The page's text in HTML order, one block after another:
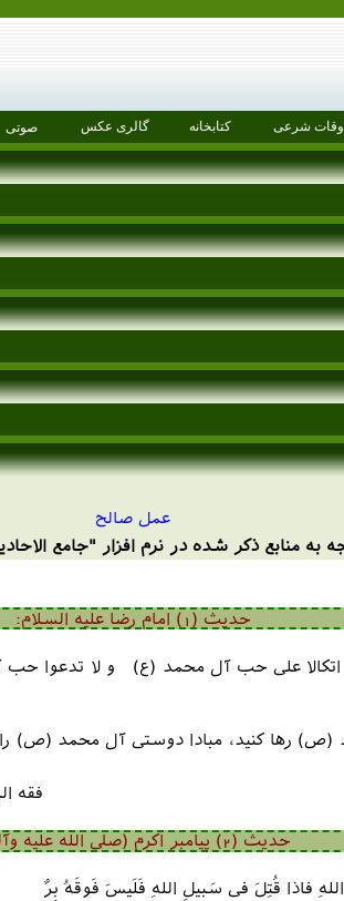
اوقات شرعی کتابخانه گالری عکس صوتی
عمل صالح
به منابع ذکر شده در نرم افزار "جامع
حدیث (1) امام رضا علیه السلام:
اتكالا على حب آل محمد (ع) و لا تدعوا حب
(ص) رها کنید، مبادا دوستى آل محمد (ص) را
فقه الرضا ص 339 -
حدیث (2) پیامبر اکرم (صلی الله علیه وآله):
فاذا قُتِلَ فی سَبیلِ اللهِ فَلَیسَ فَوقَهُ بِرٌ